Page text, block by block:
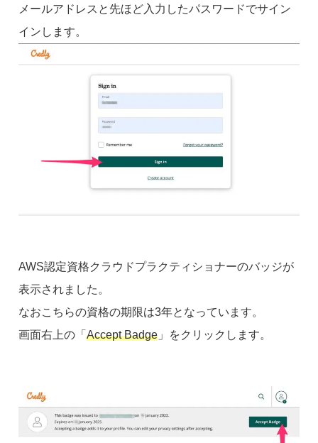
メールアドレスと先ほど入力したパスワードでサイン
インします。
AWS認定資格クラウドプラクティショナーのバッジが
表示されました。
なおこちらの資格の期限は3年となっています。
画面右上の「 Accept Badge 」をクリックします。